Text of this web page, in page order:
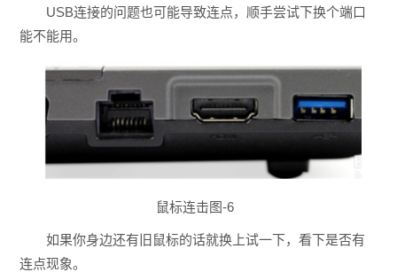
USB连接的问题也可能导致连点，顺手尝试下换个端口
能不能用。
鼠标连击图-6
如果你身边还有旧鼠标的话就换上试一下，看下是否有
连点现象。